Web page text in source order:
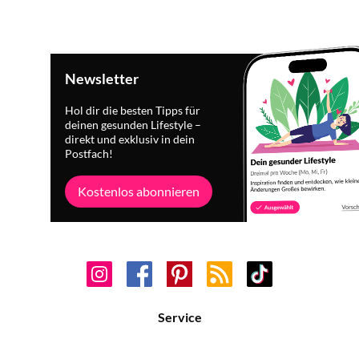
Newsletter
Hol dir die besten Tipps für
deinen gesunden Lifestyle –
direkt und exklusiv in dein
Postfach!
Kostenlos abonnieren
Service